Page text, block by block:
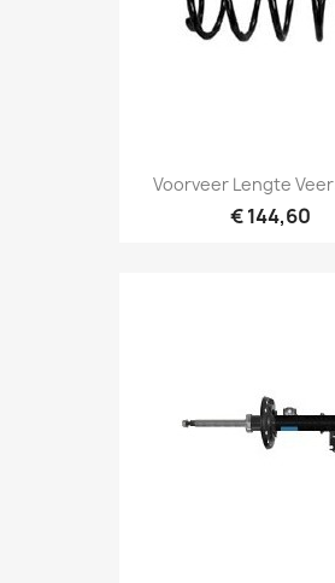
Voorveer Lengte
€ 144,60